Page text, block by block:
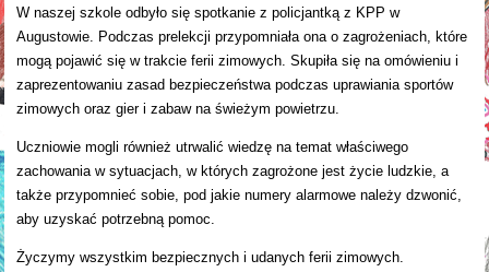
W naszej szkole odbyło się spotkanie z policjantką z KPP w
Augustowie. Podczas prelekcji przypomniała ona o zagrożeniach, które
mogą pojawić się w trakcie ferii zimowych. Skupiła się na omówieniu i
zaprezentowaniu zasad bezpieczeństwa podczas uprawiania sportów
zimowych oraz gier i zabaw na świeżym powietrzu.
Uczniowie mogli również utrwalić wiedzę na temat właściwego
zachowania w sytuacjach, w których zagrożone jest życie ludzkie, a
także przypomnieć sobie, pod jakie numery alarmowe należy dzwonić,
aby uzyskać potrzebną pomoc.
Życzymy wszystkim bezpiecznych i udanych ferii zimowych.